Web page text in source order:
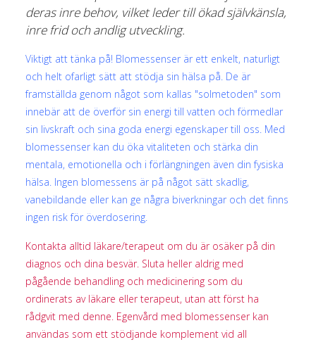
deras inre behov, vilket leder till ökad självkänsla,
inre frid och andlig utveckling.
Viktigt att tänka på! Blomessenser är ett enkelt, naturligt
och helt ofarligt sätt att stödja sin hälsa på. De är
framställda genom något som kallas "solmetoden" som
innebär att de överför sin energi till vatten och förmedlar
sin livskraft och sina goda energi egenskaper till oss. Med
blomessenser kan du öka vitaliteten och stärka din
mentala, emotionella och i förlängningen även din fysiska
hälsa. Ingen blomessens är på något sätt skadlig,
vanebildande eller kan ge några biverkningar och det finns
ingen risk för överdosering.
Kontakta alltid läkare/terapeut om du är osäker på din
diagnos och dina besvär. Sluta heller aldrig med
pågående behandling och medicinering som du
ordinerats av läkare eller terapeut, utan att först ha
rådgvit med denne. Egenvård med blomessenser kan
användas som ett stödjande komplement vid all